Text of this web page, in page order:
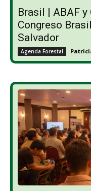
Brasil | ABAF y
Congreso
Salvador
Agenda Forestal